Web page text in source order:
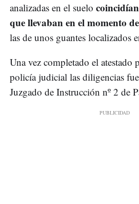
analizadas en el suelo
que llevaban en el momento
las de unos guantes localizados
Una vez completado el atestado
policía judicial las diligencias
Juzgado de Instrucción nº 2 de